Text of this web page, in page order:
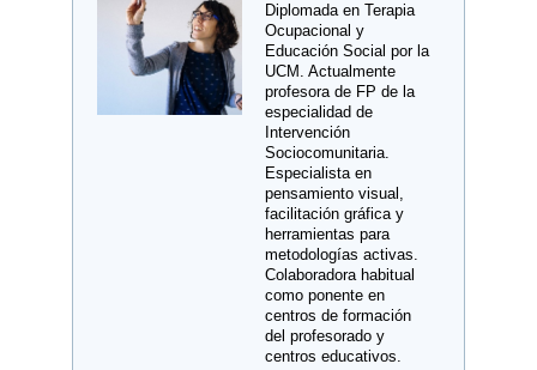
Diplomada en Terapia
Ocupacional y
Educación Social por la
UCM. Actualmente
profesora de FP de la
especialidad de
Intervención
Sociocomunitaria.
Especialista en
pensamiento visual,
facilitación gráfica y
herramientas para
metodologías activas.
Colaboradora habitual
como ponente en
centros de formación
del profesorado y
centros educativos.